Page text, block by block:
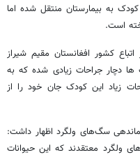
به بیمارستان منتقل شده اما
است.
کشور افغانستان مقیم شیراز
دچار جراحات زیادی شده که به
زیاد این کودک جان خود را از
سگ‌های ولگرد اظهار داشت:
معتقدند که این حیوانات